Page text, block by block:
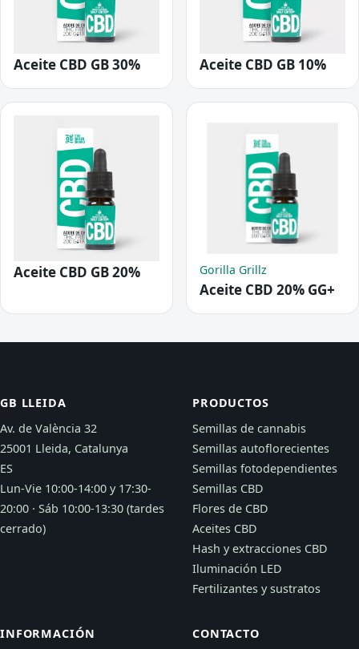
Aceite CBD GB 30% Aceite CBD GB 10%
Aceite CBD GB 20% Gorilla Grillz
Aceite CBD 20% GG+
GB LLEIDA
Av. de València 32
25001 Lleida, Catalunya
ES
Lun-Vie 10:00-14:00 y 17:30-
20:00 · Sáb 10:00-13:30 (tardes
cerrado)
PRODUCTOS
Semillas de cannabis
Semillas autoflorecientes
Semillas fotodependientes
Semillas CBD
Flores de CBD
Aceites CBD
Hash y extracciones CBD
Iluminación LED
Fertilizantes y sustratos
INFORMACIÓN CONTACTO